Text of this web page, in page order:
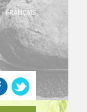
· FRANÇAIS